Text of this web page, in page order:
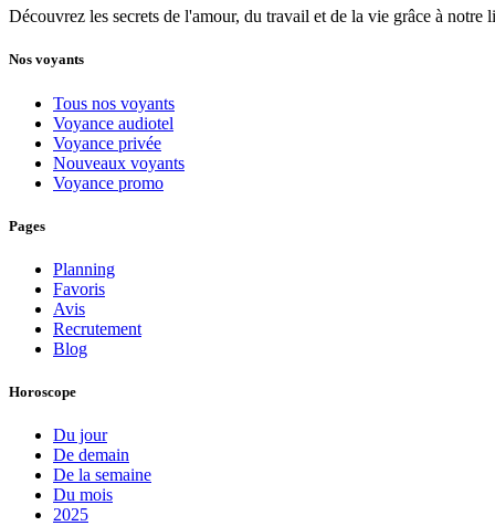
Découvrez les secrets de l'amour, du travail et de la vie grâce à notre
Nos voyants
Tous nos voyants
Voyance audiotel
Voyance privée
Nouveaux voyants
Voyance promo
Pages
Planning
Favoris
Avis
Recrutement
Blog
Horoscope
Du jour
De demain
De la semaine
Du mois
2025